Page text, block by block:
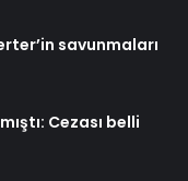
savunmaları
Cezası belli